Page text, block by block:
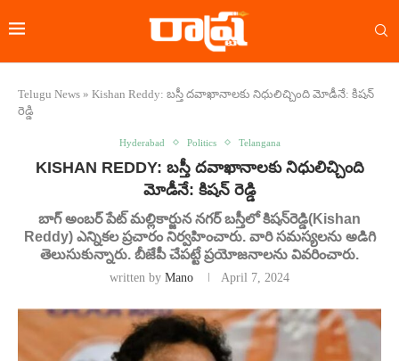
Telugu News » Kishan Reddy: బస్తీ దవాఖానాలకు నిధులిచ్చింది మోడీనే: కిషన్
రెడ్డి
Hyderabad Politics Telangana
KISHAN REDDY: బస్తీ దవాఖానాలకు నిధులిచ్చింది
మోడీనే: కిషన్ రెడ్డి
బాగ్ అంబర్ పేట్ మల్లికార్జున నగర్ బస్తీలో కిషన్‌రెడ్డి(Kishan
Reddy) ఎన్నికల ప్రచారం నిర్వహించారు. వారి సమస్యలను అడిగి
తెలుసుకున్నారు. బీజేపీ చేపట్టే ప్రయోజనాలను వివరించారు.
written by Mano April 7, 2024